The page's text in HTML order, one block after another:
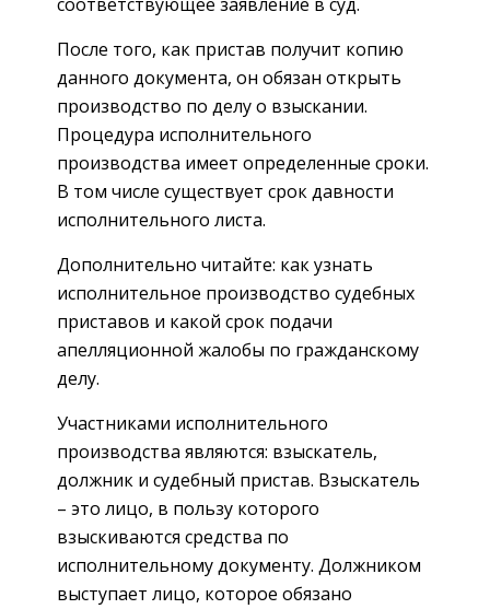
После того, как пристав получит копию
данного документа, он обязан открыть
производство по делу о взыскании.
Процедура исполнительного
производства имеет определенные сроки.
В том числе существует срок давности
исполнительного листа.
Дополнительно читайте: как узнать
исполнительное производство судебных
приставов и какой срок подачи
апелляционной жалобы по гражданскому
делу.
Участниками исполнительного
производства являются: взыскатель,
должник и судебный пристав. Взыскатель
– это лицо, в пользу которого
взыскиваются средства по
исполнительному документу. Должником
выступает лицо, которое обязано